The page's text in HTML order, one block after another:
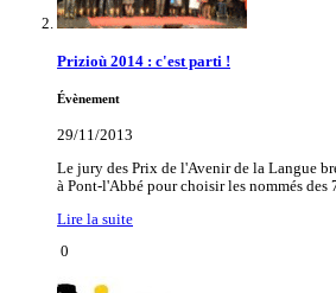
Prizioù 2014 : c'est parti !
Évènement
29/11/2013
Le jury des Prix de l'Avenir de la Langue
à Pont-l'Abbé pour choisir les nommés des
Lire la suite
0